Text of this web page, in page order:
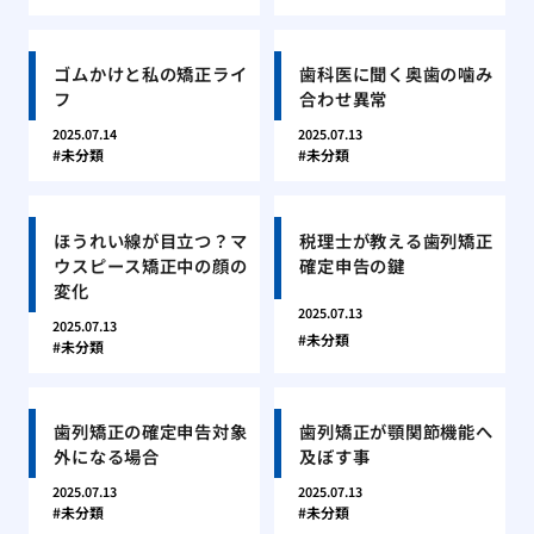
ゴムかけと私の矯正ライ
フ
2025.07.14
未分類
歯科医に聞く奥歯の噛み
合わせ異常
2025.07.13
未分類
ほうれい線が目立つ？マ
ウスピース矯正中の顔の
変化
2025.07.13
未分類
税理士が教える歯列矯正
確定申告の鍵
2025.07.13
未分類
歯列矯正の確定申告対象
外になる場合
2025.07.13
未分類
歯列矯正が顎関節機能へ
及ぼす事
2025.07.13
未分類